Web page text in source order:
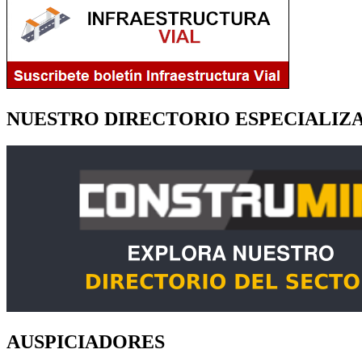
NUESTRO DIRECTORIO
AUSPICIADORES